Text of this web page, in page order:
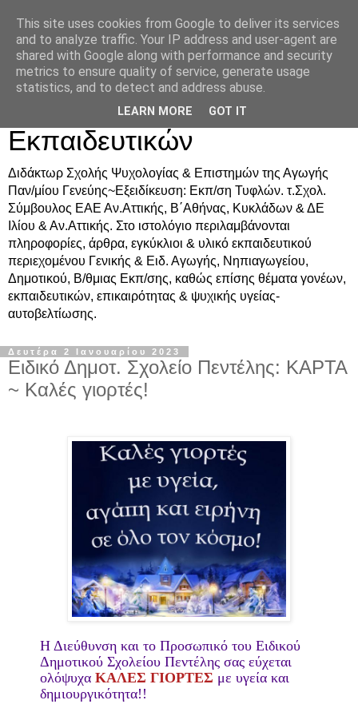
Δρ. Ράνια Χιουρέα-
Συμβουλευτική &
Υποστήριξη Γονέων &
Εκπαιδευτικών
Διδάκτωρ Σχολής Ψυχολογίας & Επιστημών της Αγωγής
Παν/μίου Γενεύης~Εξειδίκευση: Εκπ/ση Τυφλών. τ.Σχολ.
Σύμβουλος ΕΑΕ Αν.Αττικής, Β΄Αθήνας, Κυκλάδων & ΔΕ
Ιλίου & Αν.Αττικής. Στο ιστολόγιο περιλαμβάνονται
πληροφορίες, άρθρα, εγκύκλιοι & υλικό εκπαιδευτικού
περιεχομένου Γενικής & Ειδ. Αγωγής, Νηπιαγωγείου,
Δημοτικού, Β/θμιας Εκπ/σης, καθώς επίσης θέματα γονέων,
εκπαιδευτικών, επικαιρότητας & ψυχικής υγείας-
αυτοβελτίωσης.
Δευτέρα 2 Ιανουαρίου 2023
Ειδικό Δημοτ. Σχολείο Πεντέλης: ΚΑΡΤΑ
~ Καλές γιορτές!
Η Διεύθυνση και το Προσωπικό του Ειδικού
Δημοτικού Σχολείου Πεντέλης σας εύχεται
ολόψυχα ΚΑΛΕΣ ΓΙΟΡΤΕΣ με υγεία και
δημιουργικότητα!!
This site uses cookies from Google to deliver its services
and to analyze traffic. Your IP address and user-agent are
shared with Google along with performance and security
metrics to ensure quality of service, generate usage
statistics, and to detect and address abuse.
LEARN MORE GOT IT